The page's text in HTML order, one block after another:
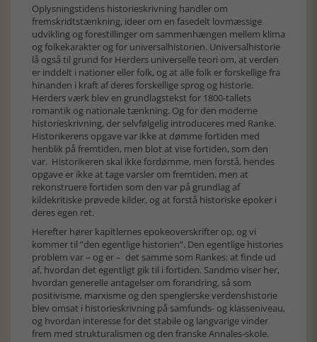
Oplysningstidens historieskrivning handler om
fremskridtstænkning, ideer om en fasedelt lovmæssige
udvikling og forestillinger om sammenhængen mellem klima
og folkekarakter og for universalhistorien. Universalhistorie
lå også til grund for Herders universelle teori om, at verden
er inddelt i nationer eller folk, og at alle folk er forskellige fra
hinanden i kraft af deres forskellige sprog og historie.
Herders værk blev en grundlagstekst for 1800-tallets
romantik og nationale tænkning. Og for den moderne
historieskrivning, der selvfølgelig introduceres med Ranke.
Historikerens opgave var ikke at dømme fortiden med
henblik på fremtiden, men blot at vise fortiden, som den
var. Historikeren skal ikke fordømme, men forstå, hendes
opgave er ikke at tage varsler om fremtiden, men at
rekonstruere fortiden som den var på grundlag af
kildekritiske prøvede kilder, og at forstå historiske epoker i
deres egen ret.
Herefter hører kapitlernes epokeoverskrifter op, og vi
kommer til ”den egentlige historien”. Den egentlige histories
problem var – og er – det samme som Rankes: at finde ud
af, hvordan det egentligt gik til i fortiden. Sandmo viser her,
hvordan generelle antagelser om forandring, så som
positivisme, marxisme og den spenglerske verdenshistorie
blev omsat i historieskrivning på samfunds- og klasseniveau,
og hvordan interesse for det stabile og langvarige vinder
frem med strukturalismen og den franske Annales-skole.